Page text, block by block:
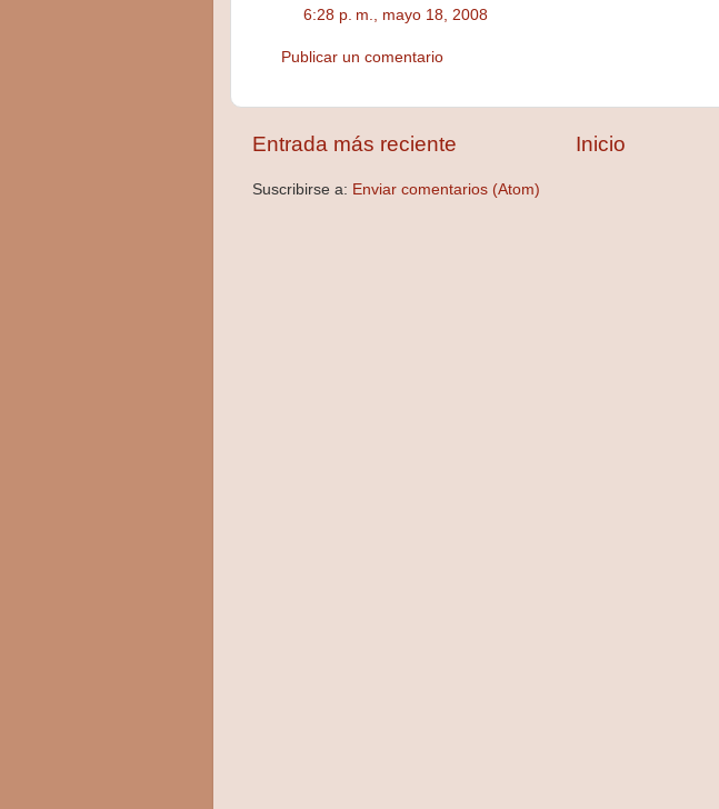
6:28 p. m., mayo 18, 2008
Publicar un comentario
Entrada más reciente Inicio
Suscribirse a: Enviar comentarios (Atom)